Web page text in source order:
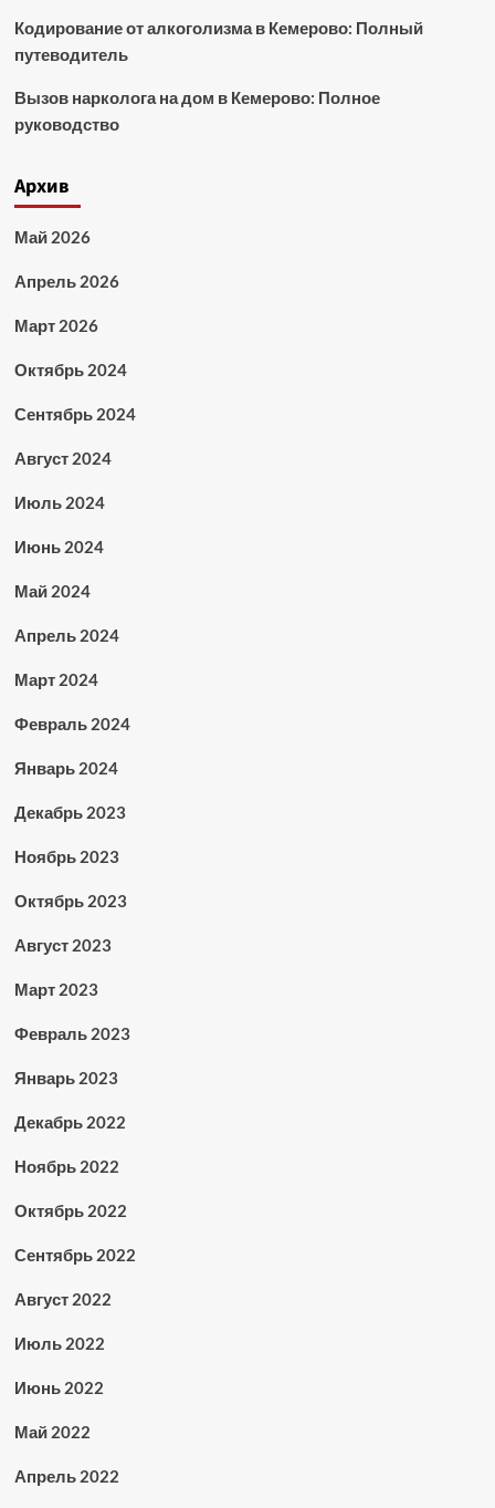
Кодирование от алкоголизма в Кемерово: Полный
путеводитель
Вызов нарколога на дом в Кемерово: Полное
руководство
Архив
Май 2026
Апрель 2026
Март 2026
Октябрь 2024
Сентябрь 2024
Август 2024
Июль 2024
Июнь 2024
Май 2024
Апрель 2024
Март 2024
Февраль 2024
Январь 2024
Декабрь 2023
Ноябрь 2023
Октябрь 2023
Август 2023
Март 2023
Февраль 2023
Январь 2023
Декабрь 2022
Ноябрь 2022
Октябрь 2022
Сентябрь 2022
Август 2022
Июль 2022
Июнь 2022
Май 2022
Апрель 2022